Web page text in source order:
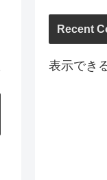
Recent
表示でき